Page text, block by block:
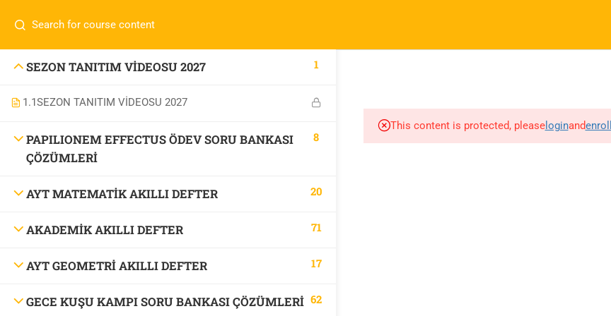
İletişim: 0 536 360 68 27
SEZON TANITIM VİDEOSU 2027 1
1.1SEZON TANITIM VİDEOSU 2027
PAPILIONEM EFFECTUS ÖDEV SORU BANKASI
ÇÖZÜMLERİ
8
AYT MATEMATİK AKILLI DEFTER 20
AKADEMİK AKILLI DEFTER 71
AYT GEOMETRİ AKILLI DEFTER 17
GECE KUŞU KAMPI SORU BANKASI ÇÖZÜMLERİ 62
This content is protected, pleaseloginandenroll
Company
ÖABT Matematik 2027 Kayıt
İletişim
Links
Derslerimiz
OABT Matematik